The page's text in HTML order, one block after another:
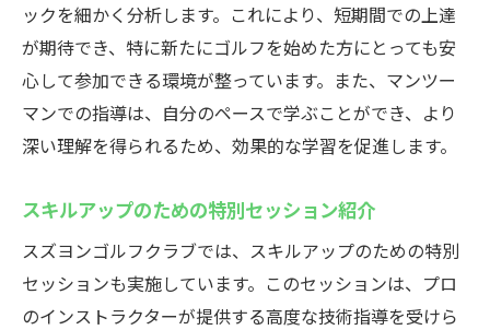
ックを細かく分析します。これにより、短期間での上達
が期待でき、特に新たにゴルフを始めた方にとっても安
心して参加できる環境が整っています。また、マンツー
マンでの指導は、自分のペースで学ぶことができ、より
深い理解を得られるため、効果的な学習を促進します。
スキルアップのための特別セッション紹介
スズヨンゴルフクラブでは、スキルアップのための特別
セッションも実施しています。このセッションは、プロ
のインストラクターが提供する高度な技術指導を受けら